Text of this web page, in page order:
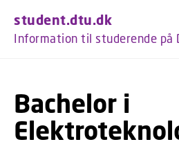
student.dtu.dk
Information til studerende på
Bachelor i